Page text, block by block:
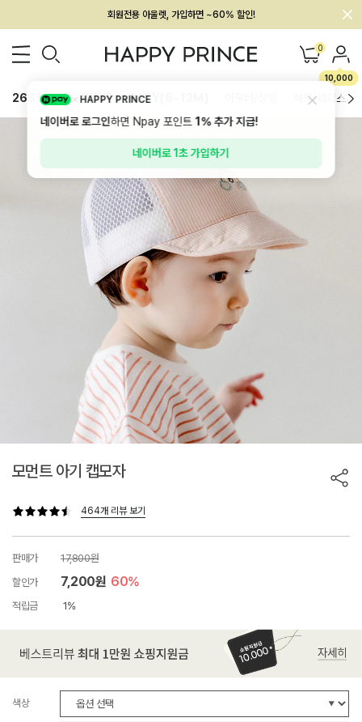
회원전용 아울렛, 가입하면 ~60% 할인!
멤버십 최대 28,000원 혜택 0
10,000
26SS 신상 BEST BABY[6~12M] 하의/레깅스
모먼트 아기 캡모자
464개 리뷰 보기
판매가
17,800원
할인가
7,200원 60%
적립금 1%
색상
HAPPY PRINCE
네이버로 로그인하면 Npay 포인트1%추가 지급!
네이버로 1초 가입하기